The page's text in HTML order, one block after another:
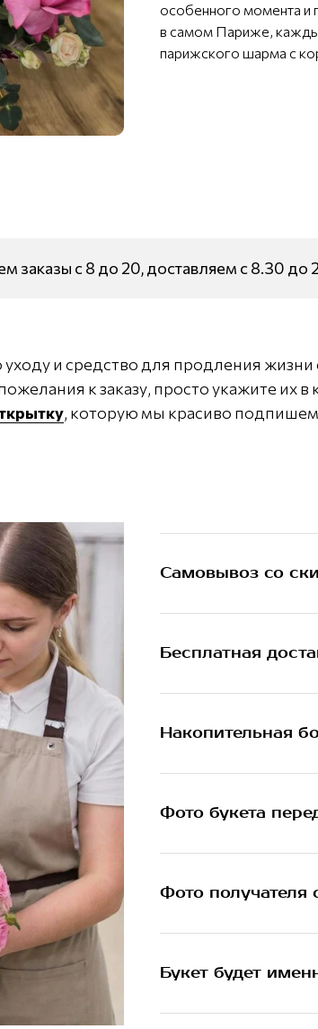
особенного момента и
в самом Париже,
парижского шарма с
заказы с 8 до 20, доставляем с 8.30 до
и средство для продления жизни
к заказу, просто укажите их
, которую мы красиво подпишем
Самовывоз со
Бесплатная
Накопительная
Фото букета
Фото получателя
Букет будет